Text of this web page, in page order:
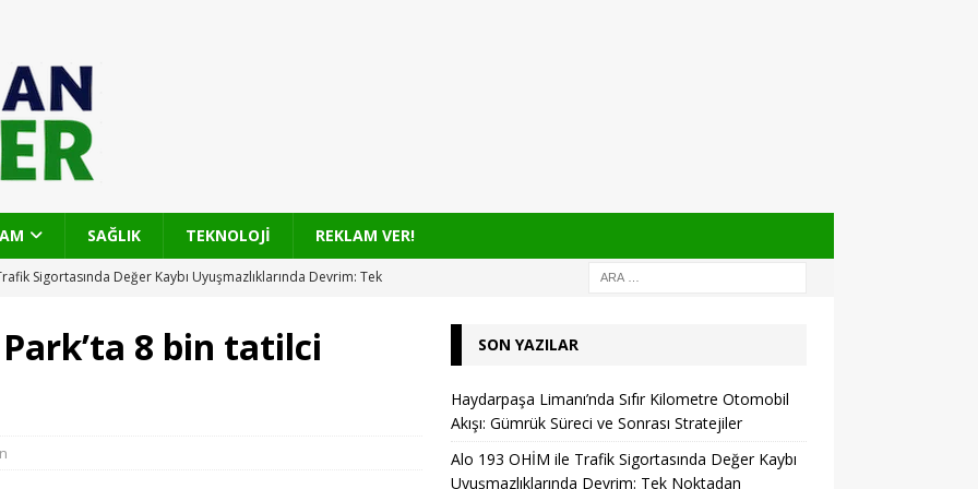
SAĞLIK TEKNOLOJİ REKLAM VER!
Sigortasında Değer Kaybı Uyuşmazlıklarında Devrim: Tek
Mahallesi’nde Üstyapı Yenilemesi ile 4 Bin Tonluk Asfalt
İçin Hızlı adımlar
8 bin tatilci
SON YAZILAR
Haydarpaşa Limanı’nda Sıfır Kilometre Otomobil
Akışı: Gümrük Süreci ve Sonrası Stratejiler
Alo 193 OHİM ile Trafik Sigortasında Değer Kaybı
Uyuşmazlıklarında Devrim: Tek Noktadan